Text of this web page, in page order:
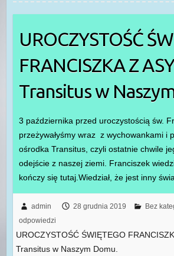
UROCZYSTOŚĆ
FRANCISZKA Z
Transitus w
3 października przed uroczystością św.
przeżywałyśmy wraz z wychowankami i
ośrodka Transitus, czyli ostatnie chwile
odejście z naszej ziemi. Franciszek
kończy się tutaj.Wiedział, że jest inny
admin 28 grudnia 2019 Bez
odpowiedzi
UROCZYSTOŚĆ ŚWIĘTEGO
Transitus w Naszym Domu.